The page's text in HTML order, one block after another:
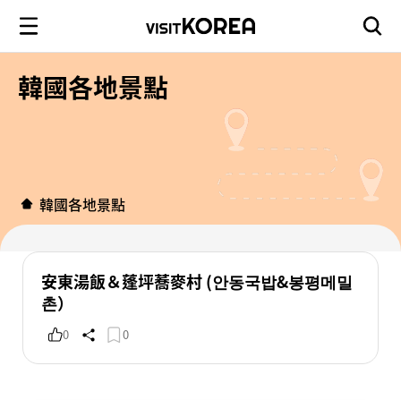
韓國各地景點
韓國各地景點
安東湯飯＆蓬坪蕎麥村 (안동국밥&봉평메밀
촌）
0 0